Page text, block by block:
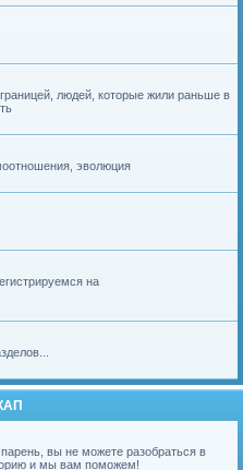
людей, которые жили раньше в
эволюция
на
вы не можете разобраться в
и мы вам поможем!